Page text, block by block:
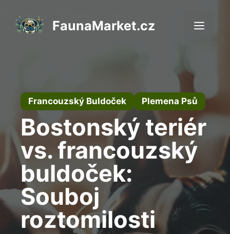
obsah
FaunaMarket.cz
Francouzský Buldoček Plemena Psů
Bostonský teriér
vs. francouzský
buldoček:
Souboj
roztomilosti